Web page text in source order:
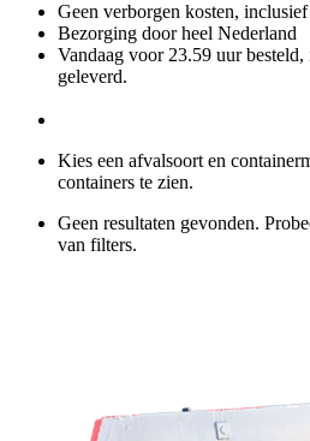
Geen verborgen kosten,
Bezorging door heel Nederland
Vandaag voor 23.59 uur
geleverd.
Kies een afvalsoort en
containers te zien.
Geen resultaten gevonden.
van filters.